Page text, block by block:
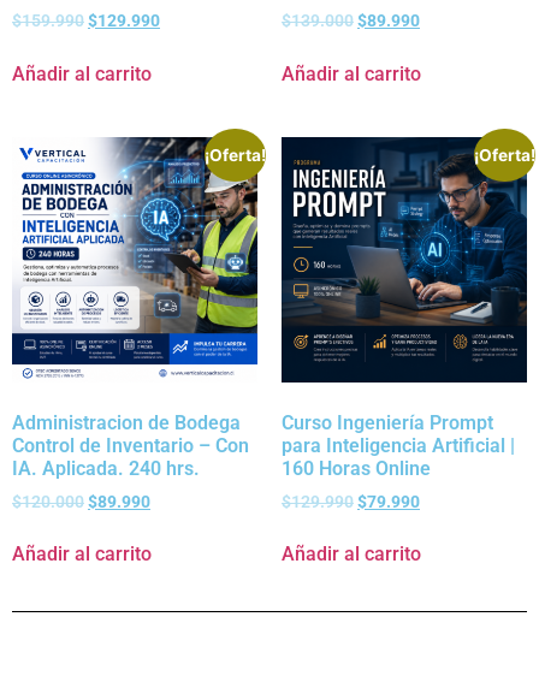
$159.990$129.990
Añadir al carrito
$139.000$89.990
Añadir al carrito
¡Oferta!
Administracion de Bodega
Control de Inventario – Con
IA. Aplicada. 240 hrs.
$120.000$89.990
Añadir al carrito
¡Oferta!
Curso Ingeniería Prompt
para Inteligencia Artificial |
160 Horas Online
$129.990$79.990
Añadir al carrito